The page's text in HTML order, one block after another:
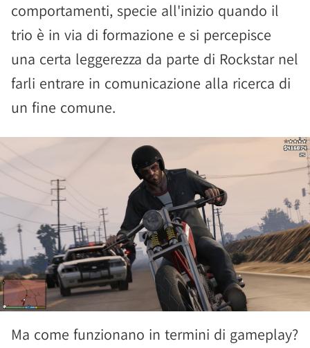
comportamenti, specie all'inizio quando il
trio è in via di formazione e si percepisce
una certa leggerezza da parte di Rockstar nel
farli entrare in comunicazione alla ricerca di
un fine comune.
Ma come funzionano in termini di gameplay?